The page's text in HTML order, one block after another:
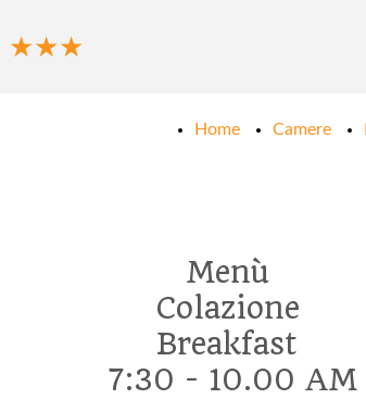
★★★
Home Camere
Menù
Colazione
Breakfast
7:30 - 10.00 AM